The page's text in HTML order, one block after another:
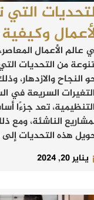
التي
عالم الأعمال
من التحديات
النجاح والازدهار،
السريعة في
تعد جزءًا
الناشئة،
هذه التحديات
يناير 20, 2024